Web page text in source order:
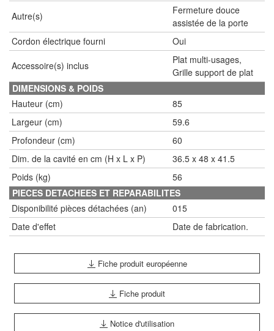
Autre(s)
Fermeture douce
assistée de la porte
Cordon électrique fourni
Oui
Accessoire(s) inclus
Plat multi-usages,
Grille support de plat
DIMENSIONS & POIDS
Hauteur (cm)
85
Largeur (cm)
59.6
Profondeur (cm)
60
Dim. de la cavité en cm (H x L x P)
36.5 x 48 x 41.5
Poids (kg)
56
PIECES DETACHEES ET REPARABILITES
Disponibilité pièces détachées (an)
015
Date d'effet
Date de fabrication.
Fiche produit européenne
Fiche produit
Notice d'utilisation